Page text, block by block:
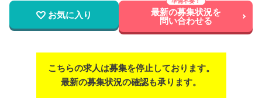
お気に入り 最新の募集状況を
問い合わせる
こちらの求人は募集を停止しております。
最新の募集状況の確認も承ります。